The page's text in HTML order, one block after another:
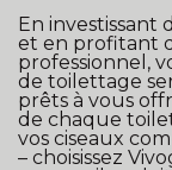
En investissant
et en profitant
professionnel,
de toilettage
prêts à vous
de chaque
vos ciseaux
– choisissez